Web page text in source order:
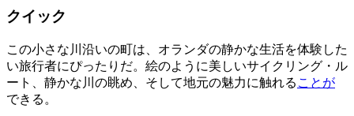
クイック
この小さな川沿いの町は、オランダの静かな生活を体験した
い旅行者にぴったりだ。絵のように美しいサイクリング・ル
ート、静かな川の眺め、そして地元の魅力に触れる ことが
できる。